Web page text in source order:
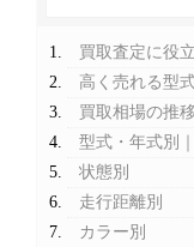
買取査定に役
高く売れる型
買取相場の推移
型式・年式別
状態別
走行距離別
カラー別